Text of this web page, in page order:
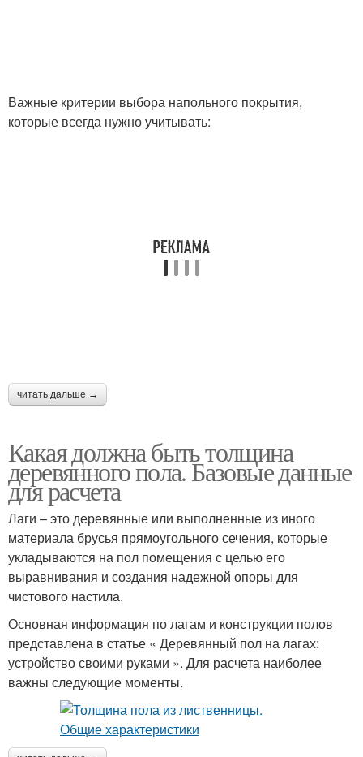
Важные критерии выбора напольного покрытия,
которые всегда нужно учитывать:
читать дальше →
Какая должна быть толщина
деревянного пола. Базовые данные
для расчета
Лаги – это деревянные или выполненные из иного
материала брусья прямоугольного сечения, которые
укладываются на пол помещения с целью его
выравнивания и создания надежной опоры для
чистового настила.
Основная информация по лагам и конструкции полов
представлена в статье « Деревянный пол на лагах:
устройство своими руками ». Для расчета наиболее
важны следующие моменты.